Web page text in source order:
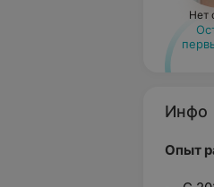
Нет
Инфо
Опыт